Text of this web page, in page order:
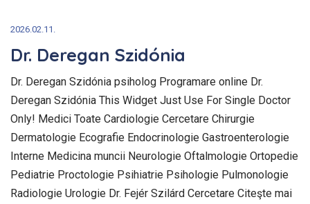
2026.02.11.
Dr. Deregan Szidónia
Dr. Deregan Szidónia psiholog Programare online Dr.
Deregan Szidónia This Widget Just Use For Single Doctor
Only! Medici Toate Cardiologie Cercetare Chirurgie
Dermatologie Ecografie Endocrinologie Gastroenterologie
Interne Medicina muncii Neurologie Oftalmologie Ortopedie
Pediatrie Proctologie Psihiatrie Psihologie Pulmonologie
Radiologie Urologie Dr. Fejér Szilárd Cercetare Citeşte mai